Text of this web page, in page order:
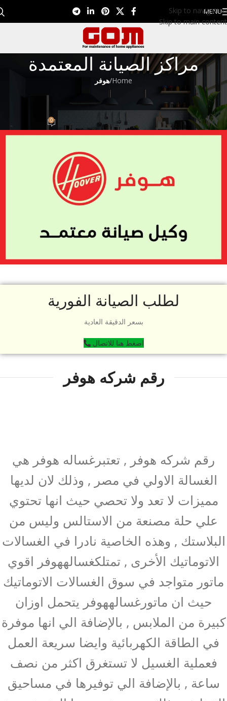
Skip to navigation
Skip to main content
MENU
مراكز الصيانة المعتمدة
Home
/هوفر
هوفر
رقم شركه هوفر 01099948826
Eman EL NagarOn سبتمبر 14, 2022 0
لطلب الصيانة الفورية
بسعر الدقيقة العادية
اضغط هنا للاتصال
رقم شركه هوفر
رقم شركه هوفر , تعتبرغساله هوفر هي
الغسالة الاولي في مصر , وذلك لان لديها
مميزات لا تعد ولا تحصي حيث انها تحتوي
علي حلة مصنعة من الاستالس وليس من
البلاستك , وهذه الخاصية نادرا في الغسالات
الاتوماتيك الأخرى , تمتلكغسالههوفر اقوي
ماتور متواجد في سوق الغسالات الاتوماتيك
حيث ان ماتورغسالههوفر يتحمل اوزان
كبيرة من الملابس , بالإضافة الي انها موفرة
في الطاقة الكهربائية وايضا سريعة العمل
فعملية الغسيل لا تستغرق اكثر من نصف
ساعة , بالإضافة الي توفيرها في مساحيق